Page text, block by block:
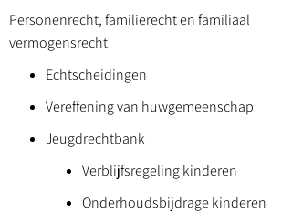
Personenrecht, familierecht en familiaal
vermogensrecht
Echtscheidingen
Vereffening van huwgemeenschap
Jeugdrechtbank
Verblijfsregeling kinderen
Onderhoudsbijdrage kinderen